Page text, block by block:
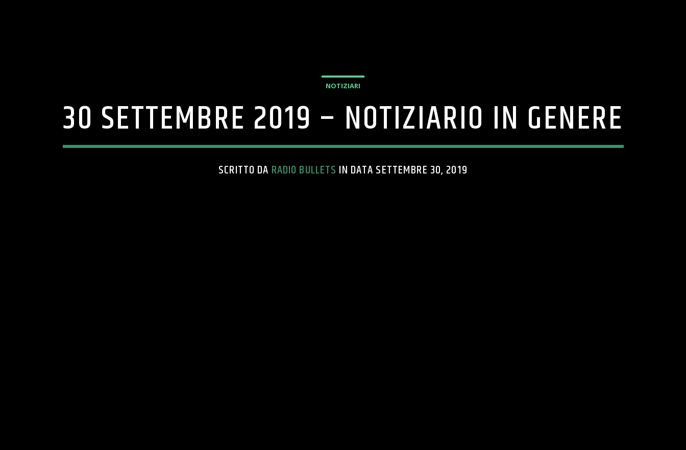
NOTIZIARI
30 SETTEMBRE 2019 – NOTIZIARIO IN GENERE
SCRITTO DA RADIO BULLETS IN DATA SETTEMBRE 30, 2019